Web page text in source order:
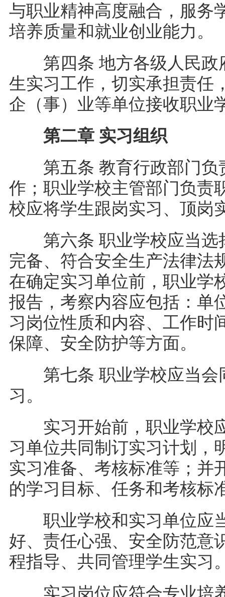
与职业精神高度融合，服务
培养质量和就业创业能力
第四条 地方各级人民政
生实习工作，切实承担责任
企（事）业等单位接收职
第二章 实习组织
第五条 教育行政部门负
作；职业学校主管部门负责
校应将学生跟岗实习、顶
第六条 职业学校应当选
完备、符合安全生产法律法
在确定实习单位前，职业学
报告，考察内容应包括：单
习岗位性质和内容、工作时
保障、安全防护等方面。
第七条 职业学校应当会
习。
实习开始前，职业学校
习单位共同制订实习计划，
实习准备、考核标准等；并
的学习目标、任务和考核
职业学校和实习单位应
好、责任心强、安全防范意
程指导、共同管理学生实
实习岗位应符合专业培